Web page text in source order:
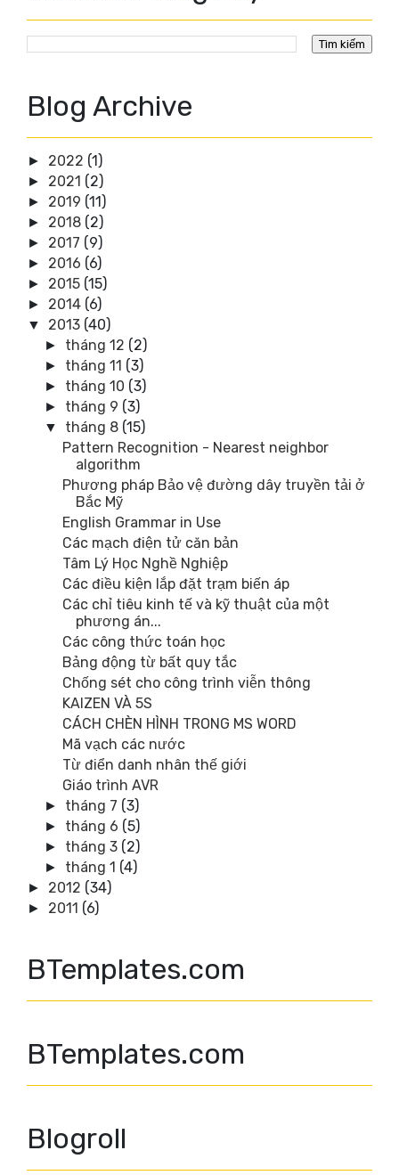
Blog Archive
► 2022 (1)
► 2021 (2)
► 2019 (11)
► 2018 (2)
► 2017 (9)
► 2016 (6)
► 2015 (15)
► 2014 (6)
▼ 2013 (40)
► tháng 12 (2)
► tháng 11 (3)
► tháng 10 (3)
► tháng 9 (3)
▼ tháng 8 (15)
Pattern Recognition - Nearest neighbor
algorithm
Phương pháp Bảo vệ đường dây truyền tải ở
Bắc Mỹ
English Grammar in Use
Các mạch điện tử căn bản
Tâm Lý Học Nghề Nghiệp
Các điều kiện lắp đặt trạm biến áp
Các chỉ tiêu kinh tế và kỹ thuật của một
phương án...
Các công thức toán học
Bảng động từ bất quy tắc
Chống sét cho công trình viễn thông
KAIZEN VÀ 5S
CÁCH CHÈN HÌNH TRONG MS WORD
Mã vạch các nước
Từ điển danh nhân thế giới
Giáo trình AVR
► tháng 7 (3)
► tháng 6 (5)
► tháng 3 (2)
► tháng 1 (4)
► 2012 (34)
► 2011 (6)
BTemplates.com
BTemplates.com
Blogroll